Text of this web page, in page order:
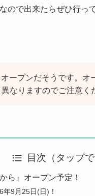
ので出来たらぜひ行っ
ープンだそうです。
なりますのでご注意く
目次（タップ
ら』オープン予定！
9月25日(日)！